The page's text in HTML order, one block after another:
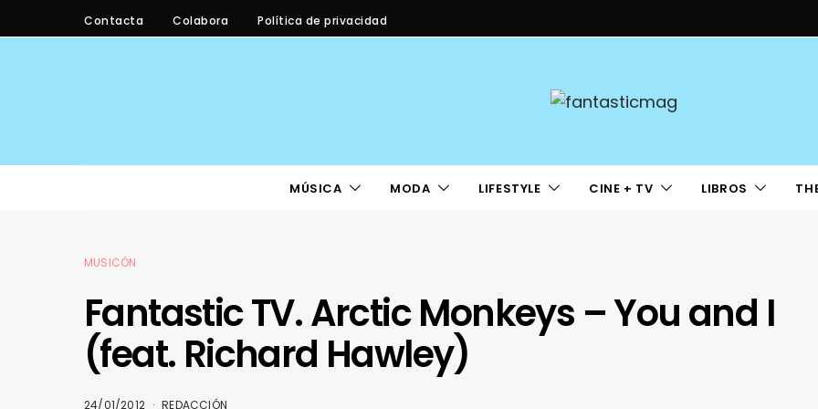
Contacta Colabora Política de privacidad
MÚSICA MODA LIFESTYLE CINE + TV LIBROS
MUSICÓN
Fantastic TV. Arctic Monkeys – You and I
(feat. Richard Hawley)
24/01/2012 REDACCIÓN